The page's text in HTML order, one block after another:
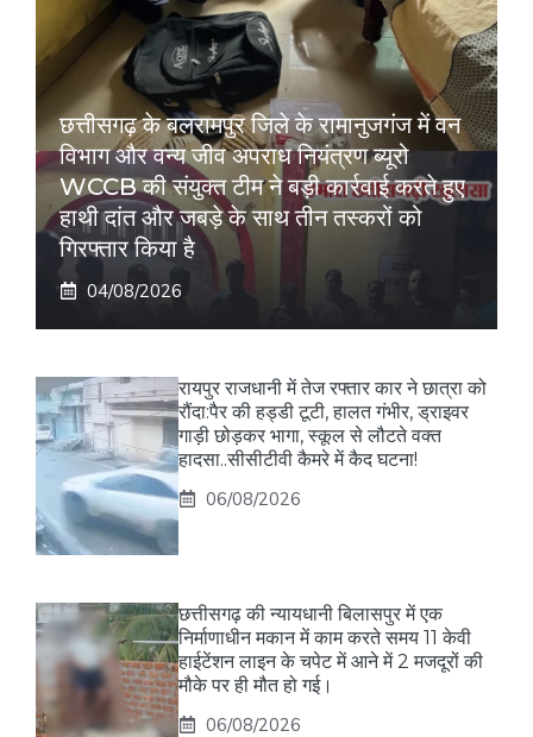
छत्तीसगढ़ के बलरामपुर जिले के रामानुजगंज में वन
विभाग और वन्य जीव अपराध नियंत्रण ब्यूरो
WCCB की संयुक्त टीम ने बड़ी कार्रवाई करते हुए
हाथी दांत और जबड़े के साथ तीन तस्करों को
गिरफ्तार किया है
04/08/2026
रायपुर राजधानी में तेज रफ्तार कार ने छात्रा को
रौंदा:पैर की हड्डी टूटी, हालत गंभीर, ड्राइवर
गाड़ी छोड़कर भागा, स्कूल से लौटते वक्त
हादसा..सीसीटीवी कैमरे में कैद घटना!
06/08/2026
छत्तीसगढ़ की न्यायधानी बिलासपुर में एक
निर्माणाधीन मकान में काम करते समय 11 केवी
हाईटेंशन लाइन के चपेट में आने में 2 मजदूरों की
मौके पर ही मौत हो गई।
06/08/2026